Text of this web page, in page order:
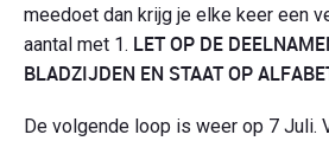
meedoet dan krijg je elke keer een
aantal met 1. LET OP DE
BLADZIJDEN EN STAAT OP
De volgende loop is weer op 7 Juli.